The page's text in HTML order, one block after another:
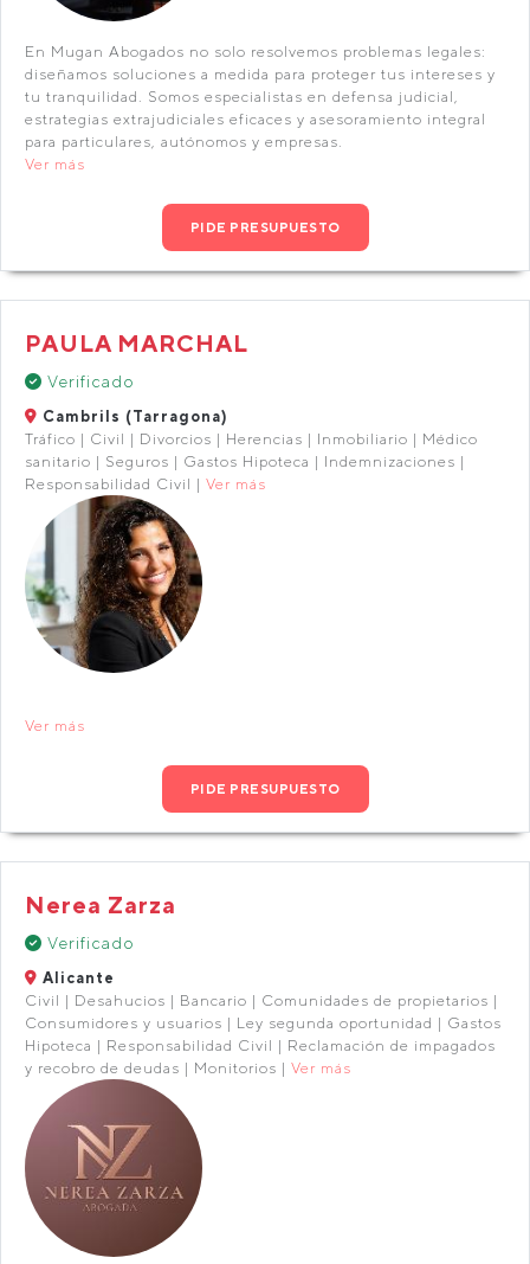
En Mugan Abogados no solo resolvemos problemas legales:
diseñamos soluciones a medida para proteger tus intereses y
tu tranquilidad. Somos especialistas en defensa judicial,
estrategias extrajudiciales eficaces y asesoramiento integral
para particulares, autónomos y empresas.
Ver más
PIDE PRESUPUESTO
PAULA MARCHAL
Verificado
Cambrils (Tarragona)
Tráfico | Civil | Divorcios | Herencias | Inmobiliario | Médico
sanitario | Seguros | Gastos Hipoteca | Indemnizaciones |
Responsabilidad Civil | Ver más
Ver más
PIDE PRESUPUESTO
Nerea Zarza
Verificado
Alicante
Civil | Desahucios | Bancario | Comunidades de propietarios |
Consumidores y usuarios | Ley segunda oportunidad | Gastos
Hipoteca | Responsabilidad Civil | Reclamación de impagados
y recobro de deudas | Monitorios | Ver más